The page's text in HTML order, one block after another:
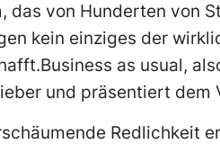
von Hunderten von
kein einziges der
as usual,
und präsentiert dem
Redlichkeit